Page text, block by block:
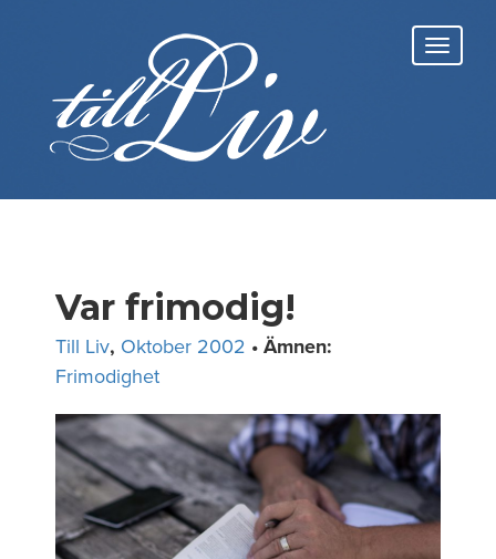
Var frimodig!
Till Liv, Oktober 2002 • Ämnen:
Frimodighet